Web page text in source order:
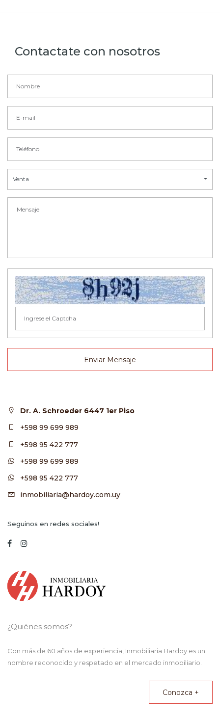
Contactate con nosotros
Venta
Enviar Mensaje
Dr. A. Schroeder 6447 1er Piso
+598 99 699 989
+598 95 422 777
+598 99 699 989
+598 95 422 777
inmobiliaria@hardoy.com.uy
Seguinos en redes sociales!
¿Quiénes somos?
Con más de 60 años de experiencia, Inmobiliaria Hardoy es un
nombre reconocido y respetado en el mercado inmobiliario.
Conozca +